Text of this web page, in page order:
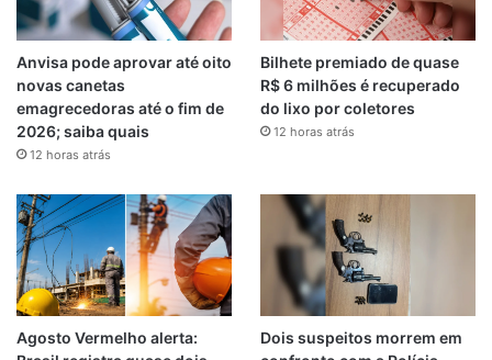
Anvisa pode aprovar até oito
novas canetas
emagrecedoras até o fim de
2026; saiba quais
12 horas atrás
Bilhete premiado de quase
R$ 6 milhões é recuperado
do lixo por coletores
12 horas atrás
Agosto Vermelho alerta:
Dois suspeitos morrem em